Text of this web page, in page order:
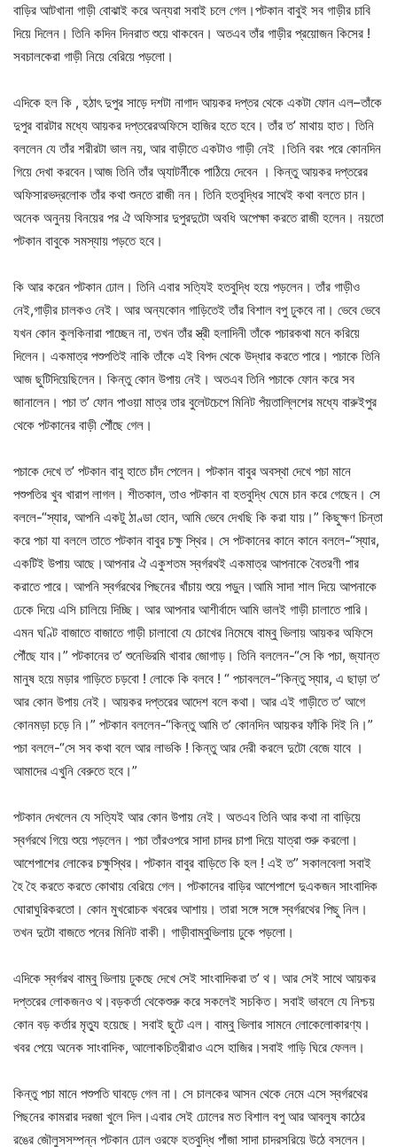
বাড়ির আটখানা গাড়ী বোঝাই করে অন্যরা সবাই চলে গেল।পটকান বাবুই সব গাড়ীর চাবি
দিয়ে দিলেন। তিনি কদিন দিনরাত শুয়ে থাকবেন। অতএব তাঁর গাড়ীর প্রয়োজন কিসের !
সবচালকেরা গাড়ী নিয়ে বেরিয়ে পড়লো।
এদিকে হল কি , হঠাৎ দুপুর সাড়ে দশটা নাগাদ আয়কর দপ্তর থেকে একটা ফোন এল–তাঁকে
দুপুর বারটার মধ্যে আয়কর দপ্তরেরঅফিসে হাজির হতে হবে। তাঁর ত’ মাথায় হাত। তিনি
বললেন যে তাঁর শরীরটা ভাল নয়, আর বাড়ীতে একটাও গাড়ী নেই ।তিনি বরং পরে কোনদিন
গিয়ে দেখা করবেন।আজ তিনি তাঁর অ্যাটর্নীকে পাঠিয়ে দেবেন । কিন্তু আয়কর দপ্তরের
অফিসারভদ্রলোক তাঁর কথা শুনতে রাজী নন। তিনি হতবুদ্ধির সাথেই কথা বলতে চান।
অনেক অনুনয় বিনয়ের পর ঐ অফিসার দুপুরদুটো অবধি অপেক্ষা করতে রাজী হলেন। নয়তো
পটকান বাবুকে সমস্যায় পড়তে হবে।
কি আর করেন পটকান ঢোল। তিনি এবার সত্যিই হতবুদ্ধি হয়ে পড়লেন। তাঁর গাড়ীও
নেই,গাড়ীর চালকও নেই। আর অন্যকোন গাড়িতেই তাঁর বিশাল বপু ঢুকবে না। ভেবে ভেবে
যখন কোন কুলকিনারা পাচ্ছেন না,তখন তাঁর স্ত্রী হলাদিনী তাঁকে পচারকথা মনে করিয়ে
দিলেন। একমাত্র পশুপতিই নাকি তাঁকে এই বিপদ থেকে উদ্ধার করতে পারে। পচাকে তিনি
আজ ছুটিদিয়েছিলেন। কিন্তু কোন উপায় নেই। অতএব তিনি পচাকে ফোন করে সব
জানালেন। পচা ত’ ফোন পাওয়া মাত্র তার বুলেটচেপে মিনিট পঁয়তাল্লিশের মধ্যে বারুইপুর
থেকে পটকানের বাড়ী পৌঁছে গেল।
পচাকে দেখে ত’ পটকান বাবু হাতে চাঁদ পেলেন। পটকান বাবুর অবস্থা দেখে পচা মানে
পশুপতির খুব খারাপ লাগল। শীতকাল,তাও পটকান বা হতবুদ্ধি ঘেমে চান করে গেছেন। সে
বললে-“স্যার, আপনি একটু ঠাণ্ডা হোন, আমি ভেবে দেখছি কি করা যায়।” কিছুক্ষণ চিন্তা
করে পচা যা বললে তাতে পটকান বাবুর চক্ষু স্থির। সে পটকানের কানে কানে বললে-“স্যার,
একটিই উপায় আছে।আপনার ঐ একুশতম স্বর্গরথই একমাত্র আপনাকে বৈতরণী পার
করাতে পারে। আপনি স্বর্গরথের পিছনের খাঁচায় শুয়ে পড়ুন।আমি সাদা শাল দিয়ে আপনাকে
ঢেকে দিয়ে এসি চালিয়ে দিচ্ছি। আর আপনার আশীর্বাদে আমি ভালই গাড়ী চালাতে পারি।
এমন ঘণ্টি বাজাতে বাজাতে গাড়ী চালাবো যে চোখের নিমেষে বাম্বু ভিলায় আয়কর অফিসে
পৌঁছে যাব।” পটকানের ত’ শুনেভিরমি খাবার জোগাড়। তিনি বললেন-“সে কি পচা,জ্যান্ত
মানুষ হয়ে মড়ার গাড়িতে চড়বো ! লোকে কি বলবে ! “ পচাবললে-“কিন্তু স্যার, এ ছাড়া ত’
আর কোন উপায় নেই। আয়কর দপ্তরের আদেশ বলে কথা। আর এই গাড়ীতে ত’ আগে
কোনমড়া চড়ে নি।” পটকান বললেন-“কিন্তু আমি ত’ কোনদিন আয়কর ফাঁকি দিই নি।”
পচা বললে-“সে সব কথা বলে আর লাভকি ! কিন্তু আর দেরী করলে দুটো বেজে যাবে ।
আমাদের এখুনি বেরুতে হবে।”
পটকান দেখলেন যে সত্যিই আর কোন উপায় নেই। অতএব তিনি আর কথা না বাড়িয়ে
স্বর্গরথে গিয়ে শুয়ে পড়লেন। পচা তাঁরওপরে সাদা চাদর চাপা দিয়ে যাত্রা শুরু করলো।
আশেপাশের লোকের চক্ষুস্থির। পটকান বাবুর বাড়িতে কি হল ! এই ত” সকালবেলা সবাই
হৈ হৈ করতে করতে কোথায় বেরিয়ে গেল। পটকানের বাড়ির আশেপাশে দুএকজন সাংবাদিক
ঘোরাঘুরিকরতো। কোন মুখরোচক খবরের আশায়। তারা সঙ্গে সঙ্গে স্বর্গরথের পিছু নিল।
তখন দুটো বাজতে পনের মিনিট বাকী। গাড়ীবাম্বুভিলায় ঢুকে পড়লো।
এদিকে স্বর্গরথ বাম্বু ভিলায় ঢুকছে দেখে সেই সাংবাদিকরা ত’ থ। আর সেই সাথে আয়কর
দপ্তরের লোকজনও থ।বড়কর্তা থেকেশুরু করে সকলেই সচকিত। সবাই ভাবলে যে নিশ্চয়
কোন বড় কর্তার মৃত্যু হয়েছে। সবাই ছুটে এল। বাম্বু ভিলার সামনে লোকেলোকারণ্য।
খবর পেয়ে অনেক সাংবাদিক, আলোকচিত্রীরাও এসে হাজির।সবাই গাড়ি ঘিরে ফেলল।
কিন্তু পচা মানে পশুপতি ঘাবড়ে গেল না। সে চালকের আসন থেকে নেমে এসে স্বর্গরথের
পিছনের কামরার দরজা খুলে দিল।এবার সেই ঢোলের মত বিশাল বপু আর আবলুষ কাঠের
রঙের জৌলুসসম্পন্ন পটকান ঢোল ওরফে হতবুদ্ধি পাঁজা সাদা চাদরসরিয়ে উঠে বসলেন।